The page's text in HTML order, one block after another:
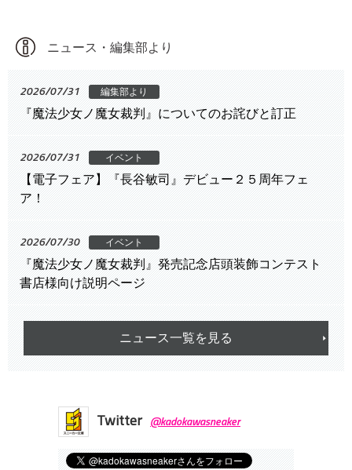
ニュース・編集部より
2026/07/31 編集部より
『魔法少女ノ魔女裁判』についてのお詫びと訂正
2026/07/31 イベント
【電子フェア】『長谷敏司』デビュー２５周年フェ
ア！
2026/07/30 イベント
『魔法少女ノ魔女裁判』発売記念店頭装飾コンテスト
書店様向け説明ページ
ニュース一覧を見る
Twitter @kadokawasneaker